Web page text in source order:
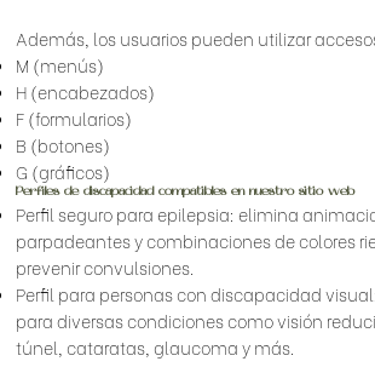
Además, los usuarios pueden utilizar
M (menús)
H (encabezados)
F (formularios)
B (botones)
G (gráficos)
Perfiles de discapacidad compatibles en nuestro sitio web
Perfil seguro para epilepsia: elimina
parpadeantes y combinaciones de colores
prevenir convulsiones.
Perfil para personas con discapacidad
para diversas condiciones como visión
túnel, cataratas, glaucoma y más.